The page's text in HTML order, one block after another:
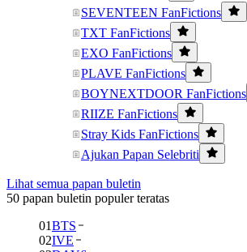
SEVENTEEN FanFictions
TXT FanFictions
EXO FanFictions
PLAVE FanFictions
BOYNEXTDOOR FanFictions
RIIZE FanFictions
Stray Kids FanFictions
Ajukan Papan Selebriti
Lihat semua papan buletin
50 papan buletin populer teratas
01BTS
02IVE